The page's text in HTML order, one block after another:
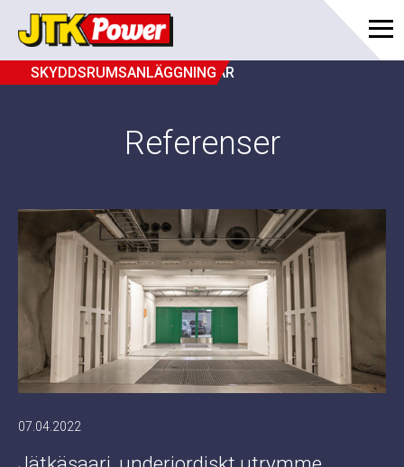
SKYDDSRUMSANLÄGGNINGAR
Referenser
07.04.2022